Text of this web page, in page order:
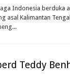
Indonesia berduka
asal Kalimantan
Teddy